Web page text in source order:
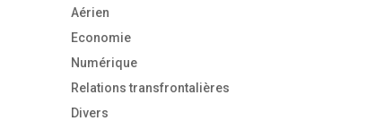
Aérien
Economie
Numérique
Relations transfrontalières
Divers